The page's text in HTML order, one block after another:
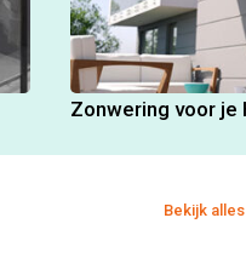
Zonwering voor je
Bekijk